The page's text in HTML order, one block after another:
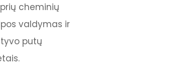
cheminių
valdymas ir
putų